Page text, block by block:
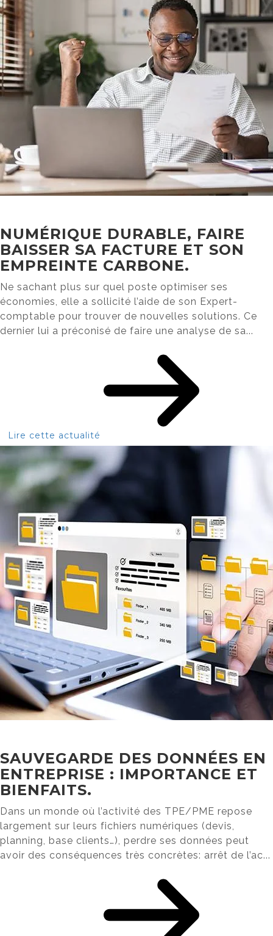
NUMÉRIQUE DURABLE, FAIRE
BAISSER SA FACTURE ET SON
EMPREINTE CARBONE.
Ne sachant plus sur quel poste optimiser ses
économies, elle a sollicité l’aide de son Expert-
comptable pour trouver de nouvelles solutions. Ce
dernier lui a préconisé de faire une analyse de sa...
Lire cette actualité
SAUVEGARDE DES DONNÉES EN
ENTREPRISE : IMPORTANCE ET
BIENFAITS.
Dans un monde où l’activité des TPE/PME repose
largement sur leurs fichiers numériques (devis,
planning, base clients…), perdre ses données peut
avoir des conséquences très concrètes: arrêt de l’ac...